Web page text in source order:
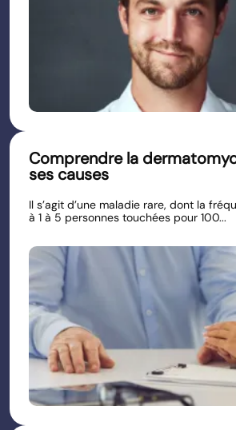
Comprendre la
ses causes
Il s’agit d’une maladie rare, dont la
à 1 à 5 personnes touchées pour 100...